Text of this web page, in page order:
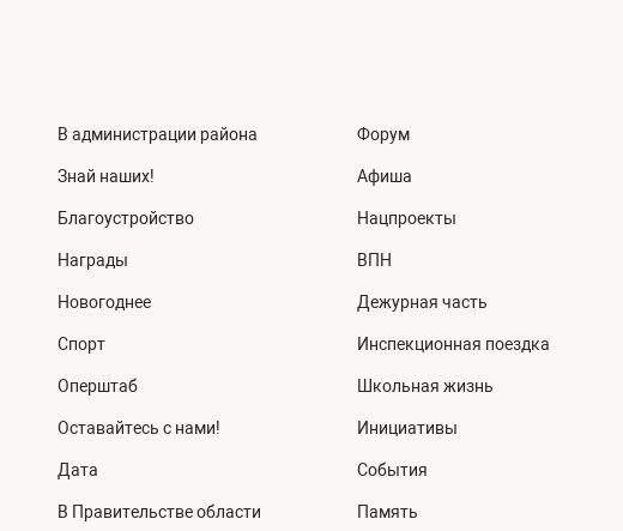
В администрации района
Знай наших!
Благоустройство
Награды
Новогоднее
Спорт
Оперштаб
Оставайтесь с нами!
Дата
В Правительстве области
Форум
Афиша
Нацпроекты
ВПН
Дежурная часть
Инспекционная поездка
Школьная жизнь
Инициативы
События
Память